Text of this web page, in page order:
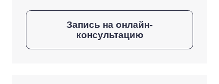
Запись на онлайн-
консультацию